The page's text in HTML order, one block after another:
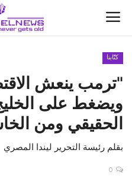
الأخبار
كتّابنا
السعودية
اقتصاد
كتّابنا
"ترمب ينعش
ويضغط على
الحقيقي ومن
بقلم رئيسة التحرير ليندا المصري
0